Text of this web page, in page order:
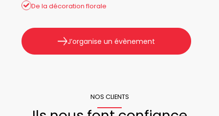
De la décoration florale
J’organise un évènement
NOS CLIENTS